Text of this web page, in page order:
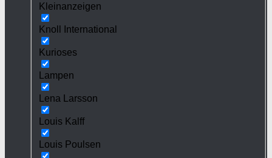
Kleinanzeigen
Knoll International
Kurioses
Lampen
Lena Larsson
Louis Kalff
Louis Poulsen